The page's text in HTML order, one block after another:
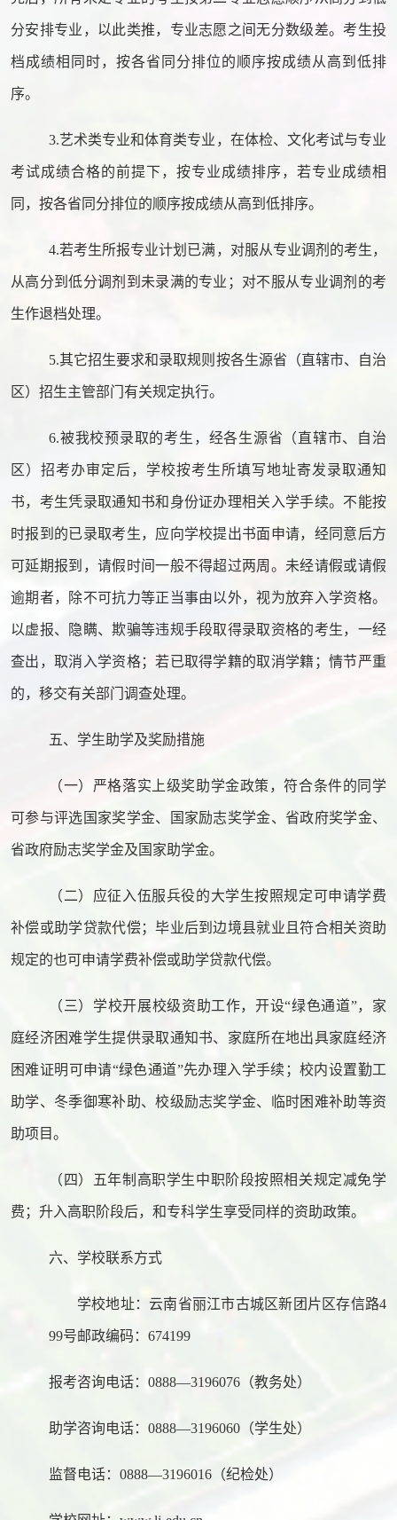
分安排专业，以此类推，专业志愿之间无分数级差。考生投
档成绩相同时，按各省同分排位的顺序按成绩从高到低排
序。
3.艺术类专业和体育类专业，在体检、文化考试与专业
考试成绩合格的前提下，按专业成绩排序，若专业成绩相
同，按各省同分排位的顺序按成绩从高到低排序。
4.若考生所报专业计划已满，对服从专业调剂的考生，
从高分到低分调剂到未录满的专业；对不服从专业调剂的考
生作退档处理。
5.其它招生要求和录取规则按各生源省（直辖市、自治
区）招生主管部门有关规定执行。
6.被我校预录取的考生，经各生源省（直辖市、自治
区）招考办审定后，学校按考生所填写地址寄发录取通知
书，考生凭录取通知书和身份证办理相关入学手续。不能按
时报到的已录取考生，应向学校提出书面申请，经同意后方
可延期报到，请假时间一般不得超过两周。未经请假或请假
逾期者，除不可抗力等正当事由以外，视为放弃入学资格。
以虚报、隐瞒、欺骗等违规手段取得录取资格的考生，一经
查出，取消入学资格；若已取得学籍的取消学籍；情节严重
的，移交有关部门调查处理。
五、学生助学及奖励措施
（一）严格落实上级奖助学金政策，符合条件的同学
可参与评选国家奖学金、国家励志奖学金、省政府奖学金、
省政府励志奖学金及国家助学金。
（二）应征入伍服兵役的大学生按照规定可申请学费
补偿或助学贷款代偿；毕业后到边境县就业且符合相关资助
规定的也可申请学费补偿或助学贷款代偿。
（三）学校开展校级资助工作，开设“绿色通道”，家
庭经济困难学生提供录取通知书、家庭所在地出具家庭经济
困难证明可申请“绿色通道”先办理入学手续；校内设置勤工
助学、冬季御寒补助、校级励志奖学金、临时困难补助等资
助项目。
（四）五年制高职学生中职阶段按照相关规定减免学
费；升入高职阶段后，和专科学生享受同样的资助政策。
六、学校联系方式
学校地址：云南省丽江市古城区新团片区存信路4
99号邮政编码： 674199
报考咨询电话： 0888—3196076 （教务处）
助学咨询电话： 0888—3196060 （学生处）
监督电话： 0888—3196016 （纪检处）